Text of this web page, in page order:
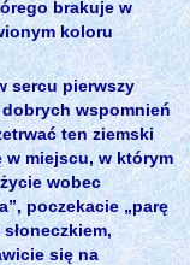
brakuje w
koloru
sercu pierwszy
wspomnień
ten ziemski
w miejscu, w którym
wobec
poczekacie „parę
się na